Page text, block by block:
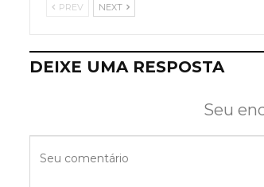
PREV NEXT
DEIXE UMA RESPOSTA
Seu